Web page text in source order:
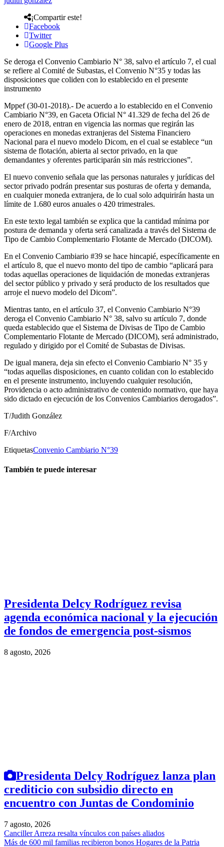
¡Compartir este!
Facebook
Twitter
Google Plus
Se deroga el Convenio Cambiario N° 38, salvo el artículo 7, el cual
se refiere al Comité de Subastas, el Convenio N°35 y todas las
disposiciones que coliden con lo establecido en el presente
instrumento
Mppef (30-01-2018).- De acuerdo a lo establecido en el Convenio
Cambiario N°39, en Gaceta Oficial N° 41.329 de fecha del 26 de
enero de 2018, entran en vigencia las normas que regirán las
operaciones en monedas extranjeras del Sistema Financiero
Nacional para el nuevo modelo Dicom, en el cual se establece “un
sistema de flotación, abierta al sector privado, en la que
demandantes y oferentes participarán sin más restricciones”.
El nuevo convenio señala que las personas naturales y jurídicas del
sector privado podrán presentar sus posturas de oferta y demanda,
en cualquier moneda extranjera, de lo cual solo adquirirán hasta un
límite de 1.680 euros anuales o 420 trimestrales.
En este texto legal también se explica que la cantidad mínima por
postura de demanda y oferta será canalizada a través del Sistema de
Tipo de Cambio Complementario Flotante de Mercado (DICOM).
En el Convenio Cambiario #39 se hace hincapié, específicamente en
el artículo 8, que el nuevo monto del tipo de cambio “aplicará para
todas aquellas operaciones de liquidación de monedas extranjeras
del sector público y privado y será producto de los resultados que
arroje el nuevo modelo del Dicom”.
Mientras tanto, en el artículo 37, el Convenio Cambiario N°39
deroga el Convenio Cambiario N° 38, salvo su artículo 7, donde
queda establecido que el Sistema de Divisas de Tipo de Cambio
Complementario Flotante de Mercado (DICOM), será administrado,
regulado y dirigido por el Comité de Subastas de Divisas.
De igual manera, deja sin efecto el Convenio Cambiario N° 35 y
“todas aquellas disposiciones, en cuanto colidan con lo establecido
en el presente instrumento, incluyendo cualquier resolución,
Providencia o acto administrativo de contenido normativo, que haya
sido dictado en ejecución de los Convenios Cambiarios derogados”.
T/Judith González
F/Archivo
EtiquetasConvenio Cambiario N°39
También te puede interesar
Presidenta Delcy Rodríguez revisa
agenda económica nacional y la ejecución
de fondos de emergencia post-sismos
8 agosto, 2026
Presidenta Delcy Rodríguez lanza plan
crediticio con subsidio directo en
encuentro con Juntas de Condominio
7 agosto, 2026
Canciller Arreza resalta vínculos con países aliados
Más de 600 mil familias recibieron bonos Hogares de la Patria